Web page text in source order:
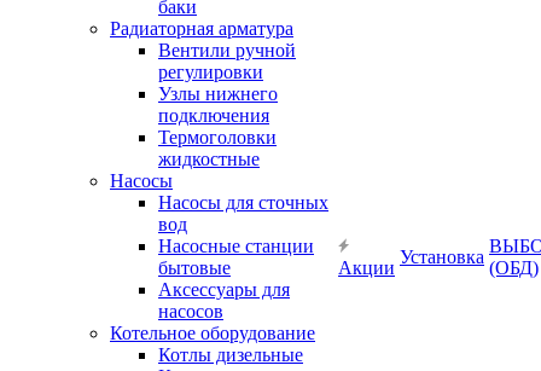
баки
Радиаторная арматура
Вентили ручной
регулировки
Узлы нижнего
подключения
Термоголовки
жидкостные
Насосы
Насосы для сточных
вод
Насосные станции
бытовые
Аксессуары для
насосов
Котельное оборудование
Котлы дизельные
Акции
Установка
(ОБД)